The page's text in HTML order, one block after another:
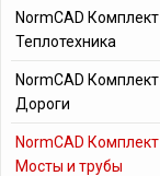
NormCAD Комплект
Теплотехника
NormCAD Комплект
Дороги
NormCAD Комплект
Мосты и трубы